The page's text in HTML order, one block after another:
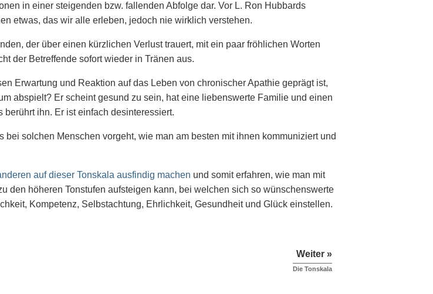
in einer steigenden bzw. fallenden Abfolge dar. Vor L. Ron Hubbards
etwas, das wir alle erleben, jedoch nie wirklich verstehen.
der über einen kürzlichen Verlust trauert, mit ein paar fröhlichen Worten
der Betreffende sofort wieder in Tränen aus.
Erwartung und Reaktion auf das Leben von chronischer Apathie geprägt ist,
abspielt? Er scheint gesund zu sein, hat eine liebenswerte Familie und einen
berührt ihn. Er ist einfach desinteressiert.
bei solchen Menschen vorgeht, wie man am besten mit ihnen kommuniziert und
auf dieser Tonskala ausfindig machen und somit erfahren, wie man mit
den höheren Tonstufen aufsteigen kann, bei welchen sich so wünschenswerte
Kompetenz, Selbstachtung, Ehrlichkeit, Gesundheit und Glück einstellen.
Weiter »
Die Tonskala